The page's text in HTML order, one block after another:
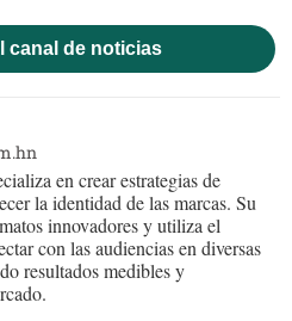
canal de noticias
en crear estrategias de
la identidad de las marcas. Su
innovadores y utiliza el
con las audiencias en diversas
resultados medibles y